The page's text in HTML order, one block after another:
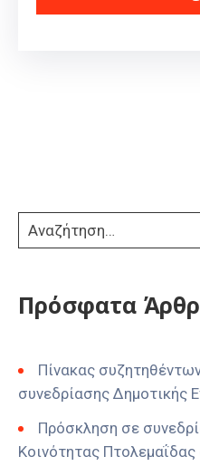
Πρόσφατα
Πίνακας
συνεδρίασης Δημοτικής
Πρόσκληση σε
Κοινότητας